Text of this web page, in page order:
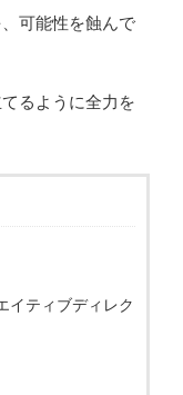
可能性を蝕んで
るように全力を
イティブディレク